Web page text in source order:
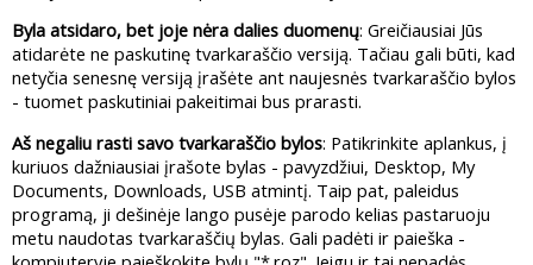
Byla atsidaro, bet joje nėra dalies duomenų: Greičiausiai Jūs
atidarėte ne paskutinę tvarkaraščio versiją. Tačiau gali būti, kad
netyčia senesnę versiją įrašėte ant naujesnės tvarkaraščio bylos
- tuomet paskutiniai pakeitimai bus prarasti.
Aš negaliu rasti savo tvarkaraščio bylos: Patikrinkite aplankus, į
kuriuos dažniausiai įrašote bylas - pavyzdžiui, Desktop, My
Documents, Downloads, USB atmintį. Taip pat, paleidus
programą, ji dešinėje lango pusėje parodo kelias pastaruoju
metu naudotas tvarkaraščių bylas. Gali padėti ir paieška -